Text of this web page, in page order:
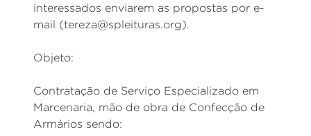
interessados enviarem as propostas por e-
mail (tereza@spleituras.org).
Objeto:
Contratação de Serviço Especializado em
Marcenaria, mão de obra de Confecção de
Armários sendo: